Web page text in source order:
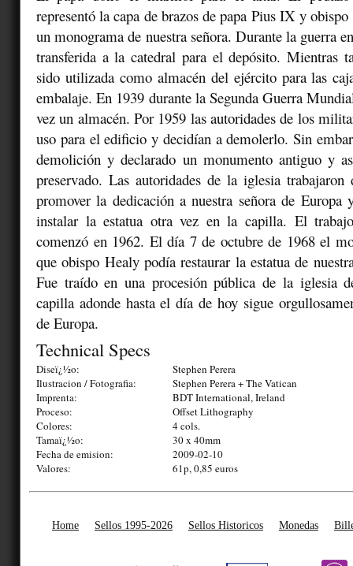
representó la capa de brazos de papa Pius IX y
un monograma de nuestra señora. Durante la guerra
transferida a la catedral para el depósito. Mientras
sido utilizada como almacén del ejército para las
embalaje. En 1939 durante la Segunda Guerra
vez un almacén. Por 1959 las autoridades de los
uso para el edificio y decidían a demolerlo. Sin
demolición y declarado un monumento antiguo y
preservado. Las autoridades de la iglesia trabajaron
promover la dedicación a nuestra señora de Europa
instalar la estatua otra vez en la capilla. El
comenzó en 1962. El día 7 de octubre de 1968 el
que obispo Healy podía restaurar la estatua de
Fue traído en una procesión pública de la iglesia
capilla adonde hasta el día de hoy sigue
de Europa.
Technical Specs
Diseï¿½o:
Stephen Perera
Ilustracion / Fotografia:
Stephen Perera + The Vatican
Imprenta:
BDT International, Ireland
Proceso:
Offset Lithography
Colores:
4 cols.
Tamaï¿½o:
30 x 40mm
Fecha de emision:
2009-02-10
Valores:
61p, 0,85 euros
Home Sellos 1995-2026 Sellos Historicos Monedas